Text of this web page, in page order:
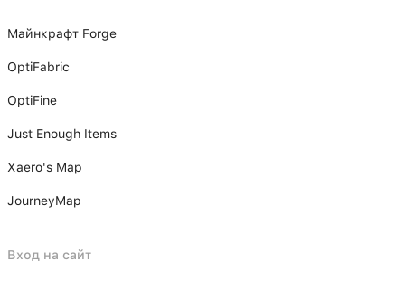
Майнкрафт Forge
OptiFabric
OptiFine
Just Enough Items
Xаero's Mаp
JourneyMap
Вход на сайт